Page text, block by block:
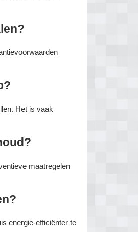
Het is vaak
maatregelen
energie-efficiënter te